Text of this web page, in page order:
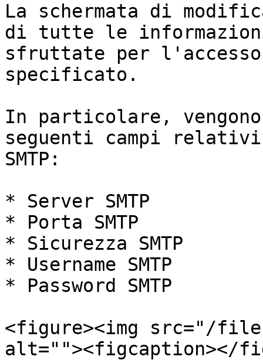
La schermata di
di tutte le informazioni
sfruttate per
specificato.
In particolare,
seguenti campi
SMTP:
* Server SMTP
* Porta SMTP
* Sicurezza SMTP
* Username SMTP
* Password SMTP
<figure><img src="/
alt=""><figcaption></